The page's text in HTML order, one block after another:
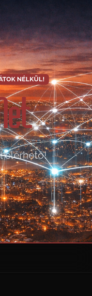
NÉLKÜL!
elérhető!